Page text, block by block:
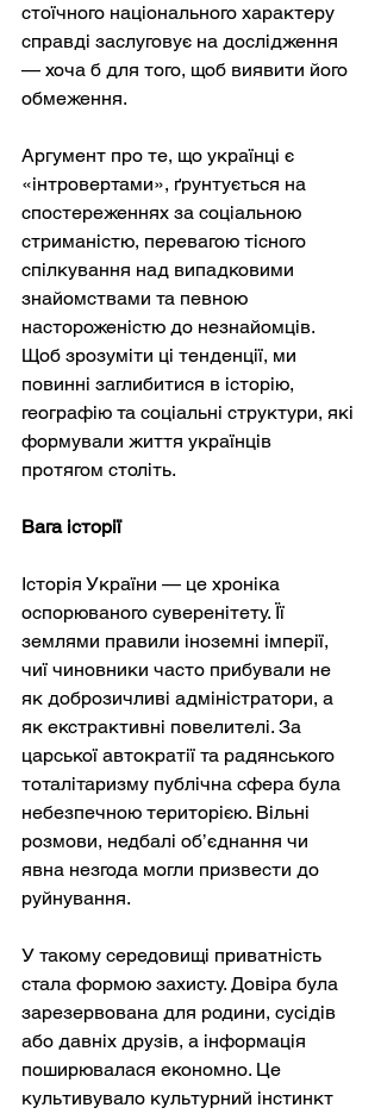
стоїчного національного характеру
справді заслуговує на дослідження
— хоча б для того, щоб виявити його
обмеження.
Аргумент про те, що українці є
«інтровертами», ґрунтується на
спостереженнях за соціальною
стриманістю, перевагою тісного
спілкування над випадковими
знайомствами та певною
настороженістю до незнайомців.
Щоб зрозуміти ці тенденції, ми
повинні заглибитися в історію,
географію та соціальні структури, які
формували життя українців
протягом століть.
Вага історії
Історія України — це хроніка
оспорюваного суверенітету. Її
землями правили іноземні імперії,
чиї чиновники часто прибували не
як доброзичливі адміністратори, а
як екстрактивні повелителі. За
царської автократії та радянського
тоталітаризму публічна сфера була
небезпечною територією. Вільні
розмови, недбалі об’єднання чи
явна незгода могли призвести до
руйнування.
У такому середовищі приватність
стала формою захисту. Довіра була
зарезервована для родини, сусідів
або давніх друзів, а інформація
поширювалася економно. Це
культивувало культурний інстинкт